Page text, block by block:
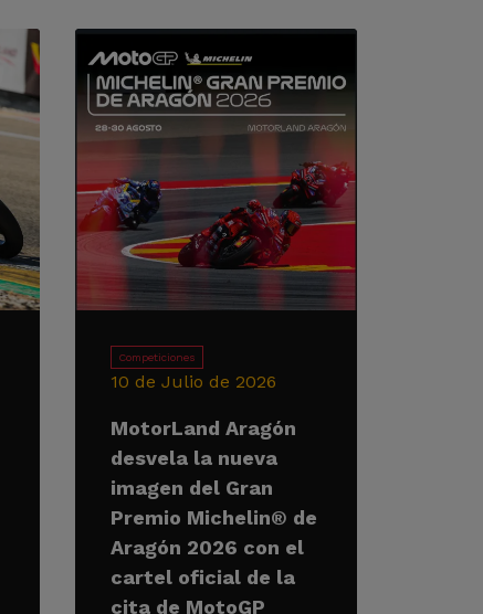
Competiciones
10 de Julio de 2026
MotorLand Aragón
desvela la nueva
imagen del Gran
Premio Michelin® de
Aragón 2026 con el
cartel oficial de la
cita de MotoGP